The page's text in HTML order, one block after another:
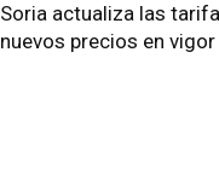
Soria actualiza las
nuevos precios en vigor